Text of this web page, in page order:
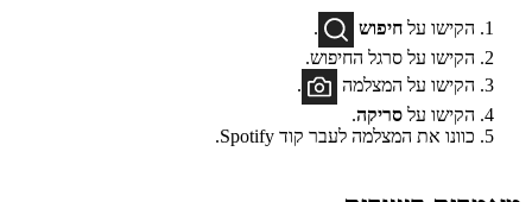
הקישו על חיפוש
.
הקישו על סרגל החיפוש.
הקישו על המצלמה
.
הקישו על סריקה.
כוונו את המצלמה לעבר קוד Spotify.